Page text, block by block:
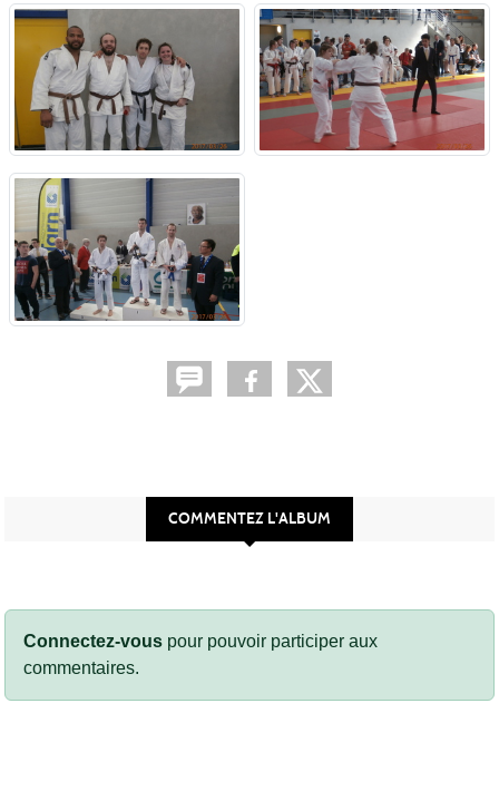
COMMENTEZ L'ALBUM
Connectez-vous pour pouvoir participer aux
commentaires.